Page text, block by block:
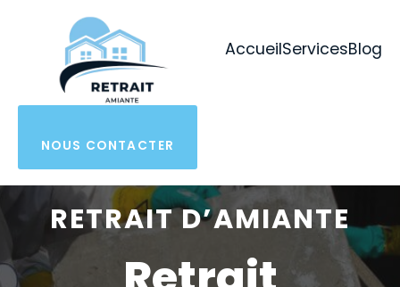
AccueilServicesBlog
NOUS CONTACTER
RETRAIT D’AMIANTE